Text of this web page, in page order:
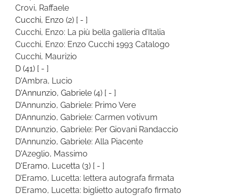
Crovi, Raffaele
Cucchi, Enzo (2) [ - ]
Cucchi, Enzo: La più bella galleria d’Italia
Cucchi, Enzo: Enzo Cucchi 1993 Catalogo
Cucchi, Maurizio
D (41) [ - ]
D'Ambra, Lucio
D'Annunzio, Gabriele (4) [ - ]
D’Annunzio, Gabriele: Primo Vere
D’Annunzio, Gabriele: Carmen votivum
D’Annunzio, Gabriele: Per Giovani Randaccio
D’Annunzio, Gabriele: Alla Piacente
D'Azeglio, Massimo
D'Eramo, Lucetta (3) [ - ]
D’Eramo, Lucetta: lettera autografa firmata
D’Eramo, Lucetta: biglietto autografo firmato